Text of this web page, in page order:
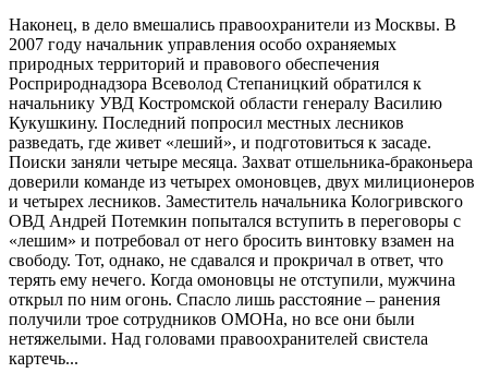
Наконец, в дело вмешались правоохранители из Москвы. В
2007 году начальник управления особо охраняемых
природных территорий и правового обеспечения
Росприроднадзора Всеволод Степаницкий обратился к
начальнику УВД Костромской области генералу Василию
Кукушкину. Последний попросил местных лесников
разведать, где живет «леший», и подготовиться к засаде.
Поиски заняли четыре месяца. Захват отшельника-браконьера
доверили команде из четырех омоновцев, двух милиционеров
и четырех лесников. Заместитель начальника Кологривского
ОВД Андрей Потемкин попытался вступить в переговоры с
«лешим» и потребовал от него бросить винтовку взамен на
свободу. Тот, однако, не сдавался и прокричал в ответ, что
терять ему нечего. Когда омоновцы не отступили, мужчина
открыл по ним огонь. Спасло лишь расстояние – ранения
получили трое сотрудников ОМОНа, но все они были
нетяжелыми. Над головами правоохранителей свистела
картечь...